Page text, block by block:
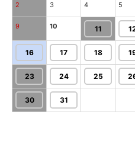
2 3 4 5
9 10 11
16 17 18
23 24 25
30 31